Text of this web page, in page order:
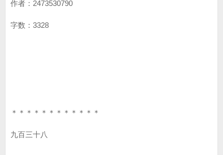
作者：2473530790
字数：3328
＊＊＊＊＊＊＊＊＊＊＊＊
九百三十八